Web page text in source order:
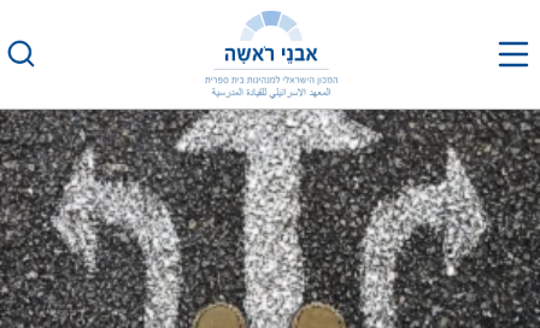
10אוגוסט 2023 כ"ג אב התשפ"ג
תקציב בית ספרי לאור הגפ"ן 2023
אירוע עבר